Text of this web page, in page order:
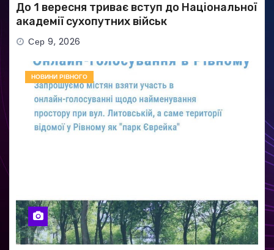
До 1 вересня триває вступ до Національної
академії сухопутних військ
Сер 9, 2026
НОВИНИ РІВНОГО